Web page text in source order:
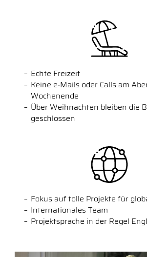
Echte Freizeit
Keine e‑Mails oder Calls am
Wochenende
Über Weihnachten bleiben die
geschlossen
Fokus auf tolle Projekte für
Internationales Team
Projektsprache in der Regel